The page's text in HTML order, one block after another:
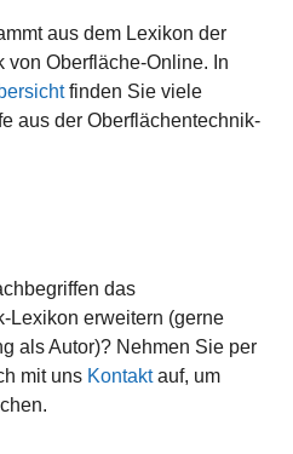
aus dem Lexikon der
von Oberfläche-Online. In
finden Sie viele
aus der Oberflächentechnik-
das
Lexikon erweitern (gerne
als Autor)? Nehmen Sie per
mit uns Kontaktauf, um